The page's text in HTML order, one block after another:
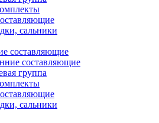
сальники
составляющие
составляющие
группа
сальники